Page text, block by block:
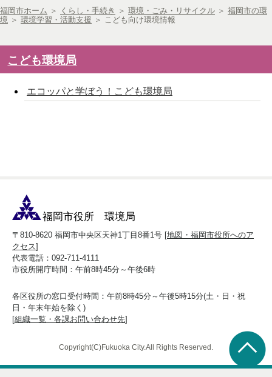
福岡市ホーム ＞ くらし・手続き ＞ 環境・ごみ・リサイクル ＞ 福岡市の環
境 ＞ 環境学習・活動支援 ＞ こども向け環境情報
こども環境局
エコッパと学ぼう！こども環境局
福岡市役所 環境局
〒810-8620 福岡市中央区天神1丁目8番1号 [地図・福岡市役所へのア
クセス]
代表電話：092-711-4111
市役所開庁時間：午前8時45分～午後6時
各区役所の窓口受付時間：午前8時45分～午後5時15分(土・日・祝
日・年末年始を除く)
[組織一覧・各課お問い合わせ先]
Copyright(C)Fukuoka City.All Rights Reserved.